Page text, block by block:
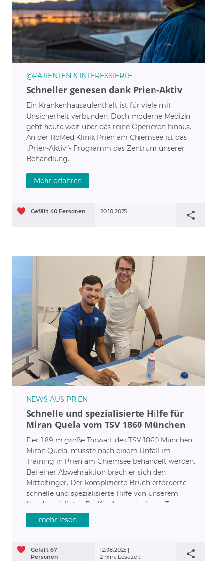
@PATIENTEN & INTERESSIERTE
Schneller genesen dank Prien-Aktiv
Ein Krankenhausaufenthalt ist für viele mit
Unsicherheit verbunden. Doch moderne Medizin
geht heute weit über das reine Operieren hinaus.
An der RoMed Klinik Prien am Chiemsee ist das
„Prien-Aktiv“- Programm das Zentrum unserer
Behandlung.
Mehr erfahren
20.10.2025
Gefällt 40 Personen
NEWS AUS PRIEN
Schnelle und spezialisierte Hilfe für
Miran Quela vom TSV 1860 München
Der 1,89 m große Torwart des TSV 1860 München,
Miran Quela, musste nach einem Unfall im
Training in Prien am Chiemsee behandelt werden.
Bei einer Abwehraktion brach er sich den
Mittelfinger. Der komplizierte Bruch erforderte
schnelle und spezialisierte Hilfe von unserem
Handspezialisten Dr. Kindler und seinem Team.
mehr lesen
12.08.2025 |
2 min. Lesezeit
Gefällt 67
Personen